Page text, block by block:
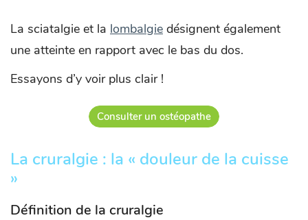
La sciatalgie et la lombalgie désignent également
une atteinte en rapport avec le bas du dos.
Essayons d’y voir plus clair !
Consulter un ostéopathe
La cruralgie : la « douleur de la cuisse
»
Définition de la cruralgie